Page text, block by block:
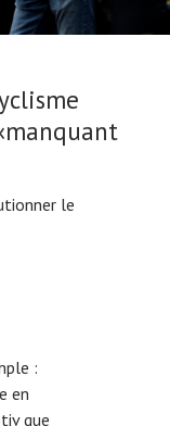
le
:
en
que